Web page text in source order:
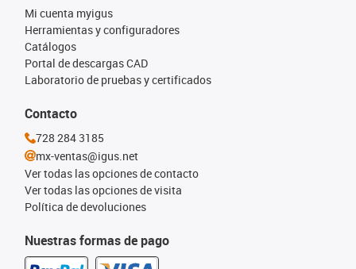
Nuestras formas de pago
Mi cuenta myigus
Herramientas y configuradores
Catálogos
Portal de descargas CAD
Laboratorio de pruebas y certificados
Contacto
728 284 3185
mx-ventas@igus.net
Ver todas las opciones de contacto
Ver todas las opciones de visita
Política de devoluciones